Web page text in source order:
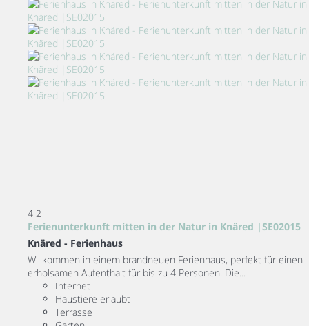
4 2
Ferienunterkunft mitten in der Natur in Knäred |SE02015
Knäred - Ferienhaus
Willkommen in einem brandneuen Ferienhaus, perfekt für einen
erholsamen Aufenthalt für bis zu 4 Personen. Die...
Internet
Haustiere erlaubt
Terrasse